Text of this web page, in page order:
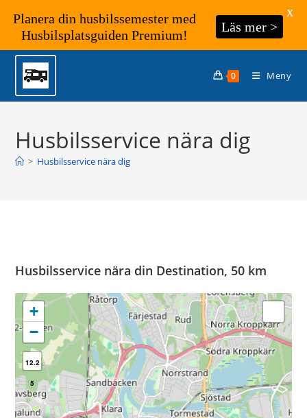
Hoppa
innehållet
0 Meny
Husbilsservice nära dig
> Husbilsservice nära dig
Husbilsservice nära din Destination, 50 km
+
−
12.2
5
Planera din husbilssemester med
Husbilsplatsguiden Premium!
Läs mer >
X